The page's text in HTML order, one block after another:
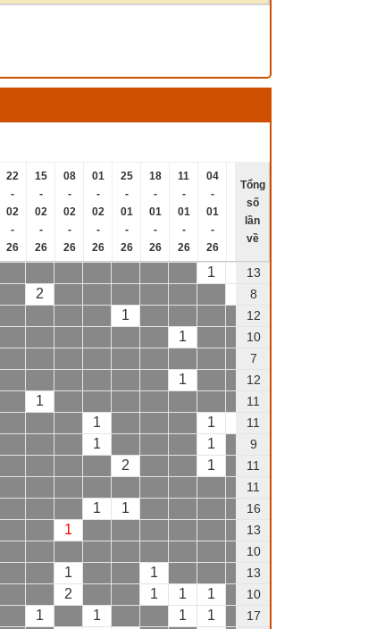
22
-
02
-
26
15
-
02
-
26
08
-
02
-
26
01
-
02
-
26
25
-
01
-
26
18
-
01
-
26
11
-
01
-
26
04
-
01
-
26
Tổng
số
lần
về
1 13
2 8
1 12
1 10
7
1 12
1 11
1 1 11
1 1 9
2 1 11
11
1 1 16
1 13
10
1 1 13
2 1 1 1 10
1 1 1 1 17